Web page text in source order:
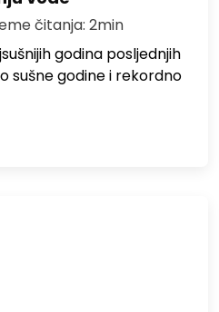
čitanja: 2min
godina posljednjih
sušne godine i rekordno